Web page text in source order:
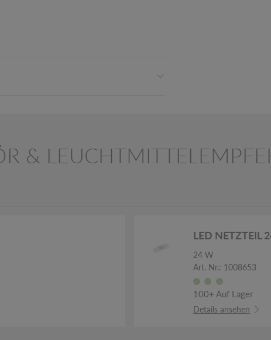
&
LED NETZTEIL
24 W
Art. Nr.: 1008653
100+ Auf Lager
Details ansehen